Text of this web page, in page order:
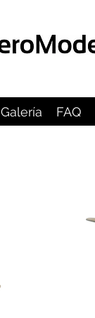
Galería FAQ